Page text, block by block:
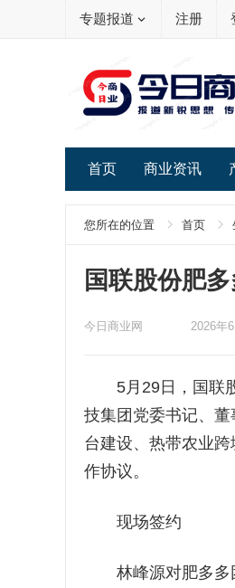
专题报道 注册
首页 商业资讯
您所在的位置 首页
国联股份肥
今日商业网 2026年
5月29日，国联股
技集团党委书记、
台建设、热带农业
作协议。
现场签约
林峰源对肥多多团